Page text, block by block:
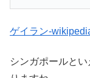
ゲイラン-
シンガポールと